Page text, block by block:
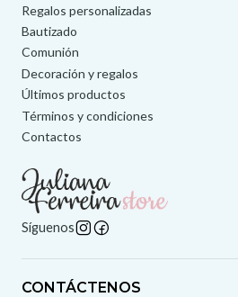
Regalos personalizadas
Bautizado
Comunión
Decoración y regalos
Últimos productos
Términos y condiciones
Contactos
Síguenos
CONTÁCTENOS